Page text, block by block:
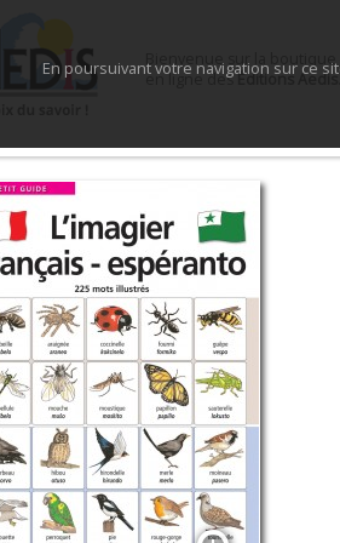
Bienvenue sur la boutique
en ligne desÉditions Aedis.
En poursuivant votre navigation sur ce